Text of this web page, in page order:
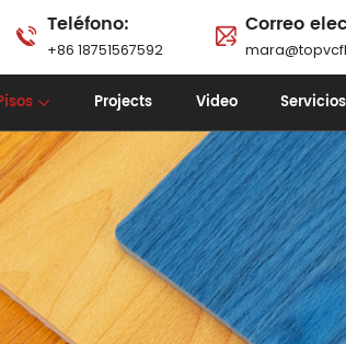
Teléfono:
+86 18751567592
Correo
Projects Video Servicios